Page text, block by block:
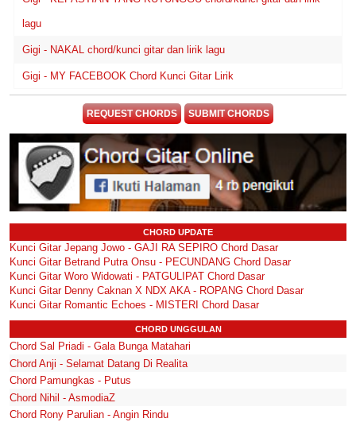
lagu
Gigi - NAKAL chord/kunci gitar dan lirik lagu
Gigi - MY FACEBOOK Chord Kunci Gitar Lirik
REQUEST CHORDS SUBMIT CHORDS
CHORD UPDATE
Kunci Gitar Jepang Jowo - GAJI RA SEPIRO Chord Dasar
Kunci Gitar Betrand Putra Onsu - PECUNDANG Chord Dasar
Kunci Gitar Woro Widowati - PATGULIPAT Chord Dasar
Kunci Gitar Denny Caknan X NDX AKA - ROPANG Chord Dasar
Kunci Gitar Romantic Echoes - MISTERI Chord Dasar
CHORD UNGGULAN
Chord Sal Priadi - Gala Bunga Matahari
Chord Anji - Selamat Datang Di Realita
Chord Pamungkas - Putus
Chord Nihil - AsmodiaZ
Chord Rony Parulian - Angin Rindu